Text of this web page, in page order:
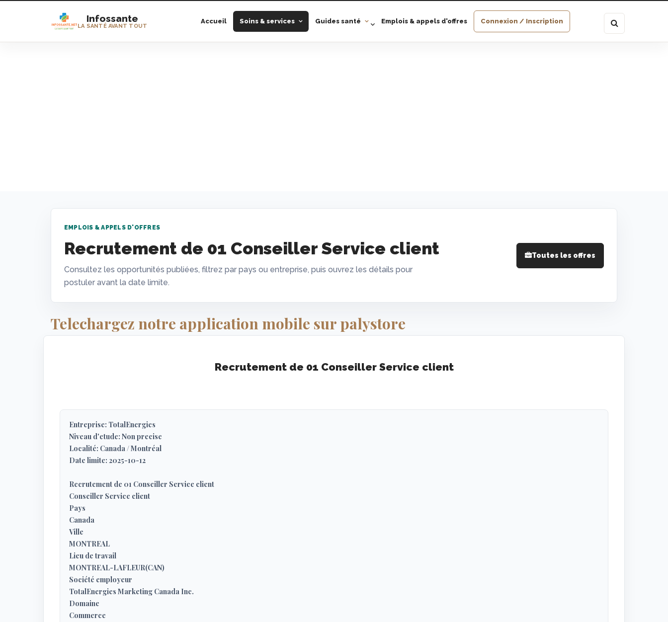
Infossante
LA SANTÉ AVANT TOUT
Accueil Soins & services Guides santé Emplois & appels d'offres Connexion / Inscription
EMPLOIS & APPELS D'OFFRES
Recrutement de 01 Conseiller Service client
Consultez les opportunités publiées, filtrez par pays ou entreprise, puis ouvrez les détails pour
postuler avant la date limite.
Toutes les offres
Telechargez notre application mobile sur palystore
Recrutement de 01 Conseiller Service client
Entreprise: TotalEnergies
Niveau d'etude: Non precise
Localité: Canada / Montréal
Date limite: 2025-10-12
Recrutement de 01 Conseiller Service client
Conseiller Service client
Pays
Canada
Ville
MONTREAL
Lieu de travail
MONTREAL-LAFLEUR(CAN)
Société employeur
TotalEnergies Marketing Canada Inc.
Domaine
Commerce